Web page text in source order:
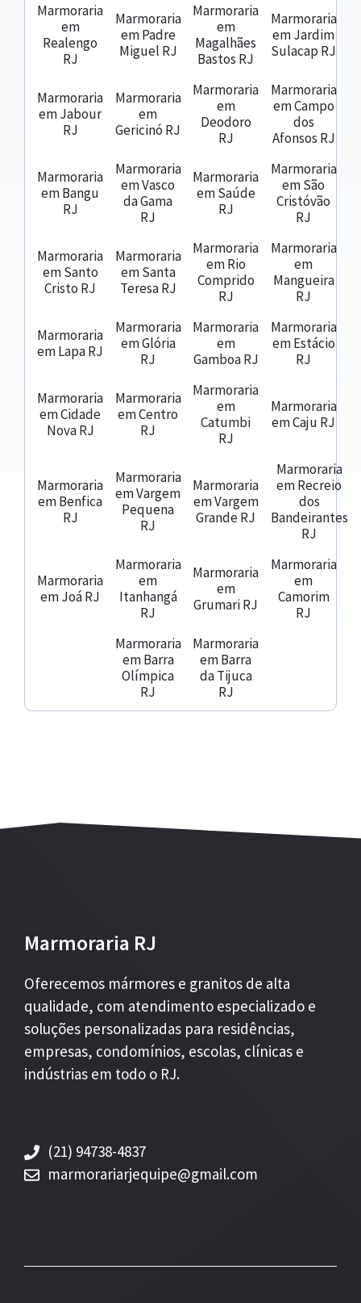
Marmoraria
em
Realengo
RJ
Marmoraria
em Padre
Miguel RJ
Marmoraria
em
Magalhães
Bastos RJ
Marmoraria
em Jardim
Sulacap RJ
Marmoraria
em Jabour
RJ
Marmoraria
em
Gericinó RJ
Marmoraria
em
Deodoro
RJ
Marmoraria
em Campo
dos
Afonsos RJ
Marmoraria
em Bangu
RJ
Marmoraria
em Vasco
da Gama
RJ
Marmoraria
em Saúde
RJ
Marmoraria
em São
Cristóvão
RJ
Marmoraria
em Santo
Cristo RJ
Marmoraria
em Santa
Teresa RJ
Marmoraria
em Rio
Comprido
RJ
Marmoraria
em
Mangueira
RJ
Marmoraria
em Lapa RJ
Marmoraria
em Glória
RJ
Marmoraria
em
Gamboa RJ
Marmoraria
em Estácio
RJ
Marmoraria
em Cidade
Nova RJ
Marmoraria
em Centro
RJ
Marmoraria
em
Catumbi
RJ
Marmoraria
em Caju RJ
Marmoraria
em Benfica
RJ
Marmoraria
em Vargem
Pequena
RJ
Marmoraria
em Vargem
Grande RJ
Marmoraria
em Recreio
dos
Bandeirantes
RJ
Marmoraria
em Joá RJ
Marmoraria
em
Itanhangá
RJ
Marmoraria
em
Grumari RJ
Marmoraria
em
Camorim
RJ
Marmoraria
em Barra
Olímpica
RJ
Marmoraria
em Barra
da Tijuca
RJ
Marmoraria RJ
Oferecemos mármores e granitos de alta
qualidade, com atendimento especializado e
soluções personalizadas para residências,
empresas, condomínios, escolas, clínicas e
indústrias em todo o RJ.
(21) 94738-4837
marmorariarjequipe@gmail.com